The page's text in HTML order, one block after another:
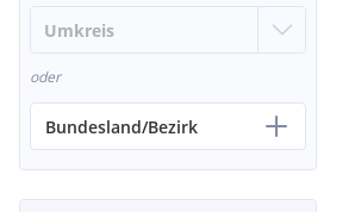
oder
Bundesland/Bezirk